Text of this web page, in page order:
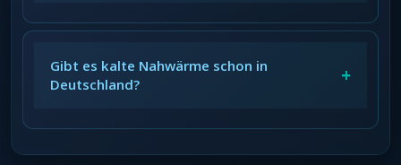
Gibt es kalte Nahwärme schon in
Deutschland?
+